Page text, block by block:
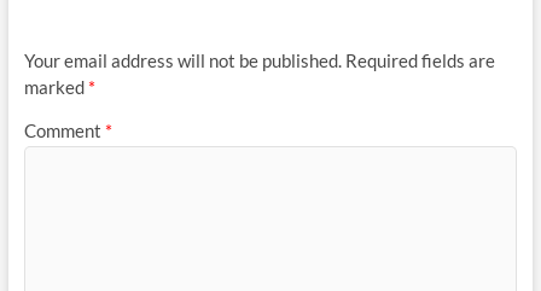
Your email address will not be published. Required fields are
marked *
Comment *